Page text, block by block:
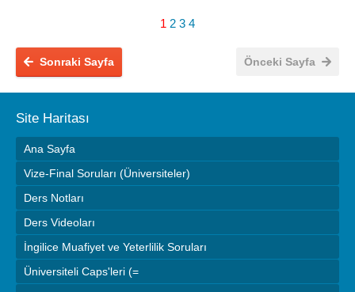
1 2 3 4
Önceki Sayfa
Sonraki Sayfa
Site Haritası
Ana Sayfa
Vize-Final Soruları (Üniversiteler)
Ders Notları
Ders Videoları
İngilice Muafiyet ve Yeterlilik Soruları
Üniversiteli Caps'leri (=